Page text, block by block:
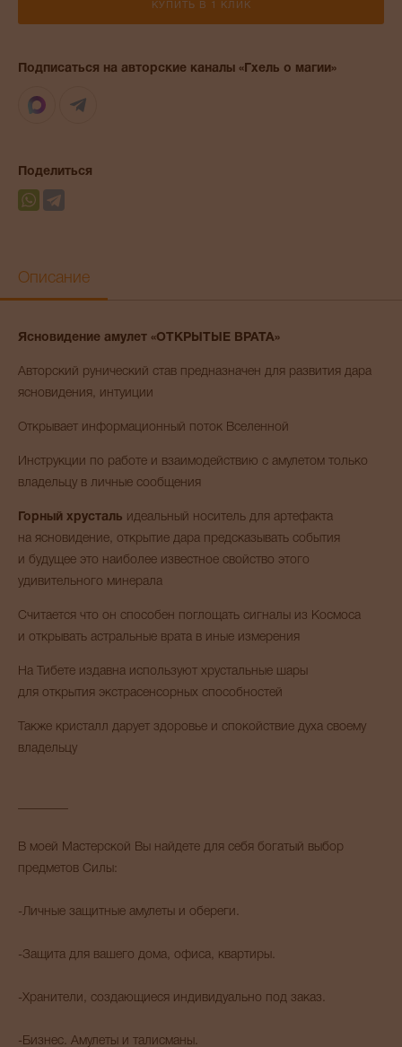
КУПИТЬ В 1 КЛИК
Подписаться на авторские каналы «Гхель о магии»
Max
Поделиться
Описание
Ясновидение амулет «ОТКРЫТЫЕ ВРАТА»
Авторский рунический став предназначен для развития дара
ясновидения, интуиции
Открывает информационный поток Вселенной
Инструкции по работе и взаимодействию с амулетом только
владельцу в личные сообщения
Горный хрусталь идеальный носитель для артефакта
на ясновидение, открытие дара предсказывать события
и будущее это наиболее известное свойство этого
удивительного минерала
Считается что он способен поглощать сигналы из Космоса
и открывать астральные врата в иные измерения
На Тибете издавна используют хрустальные шары
для открытия экстрасенсорных способностей
Также кристалл дарует здоровье и спокойствие духа своему
владельцу
В моей Мастерской Вы найдете для себя богатый выбор
предметов Силы:
-Личные защитные амулеты и обереги.
-Защита для вашего дома, офиса, квартиры.
-Хранители, создающиеся индивидуально под заказ.
-Бизнес. Амулеты и талисманы.